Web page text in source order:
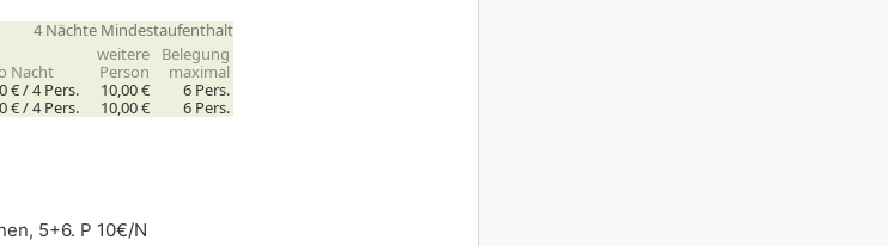
4 Nächte Mindestaufenthalt
Nacht
weitere
Person
Belegung
maximal
€ /4Pers. 10,00 €
6 Pers.
€ /4Pers. 10,00 € 6 Pers.
5+6. P 10€/N